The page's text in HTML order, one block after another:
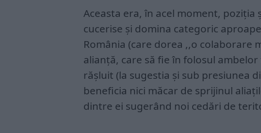
Aceasta era, în acel moment, poziţia
cucerise şi domina categoric
România (care dorea ,,o colaborare
alianţă, care să fie în folosul
răşluit (la sugestia şi sub presiunea
beneficia nici măcar de sprijinul
dintre ei sugerând noi cedări de